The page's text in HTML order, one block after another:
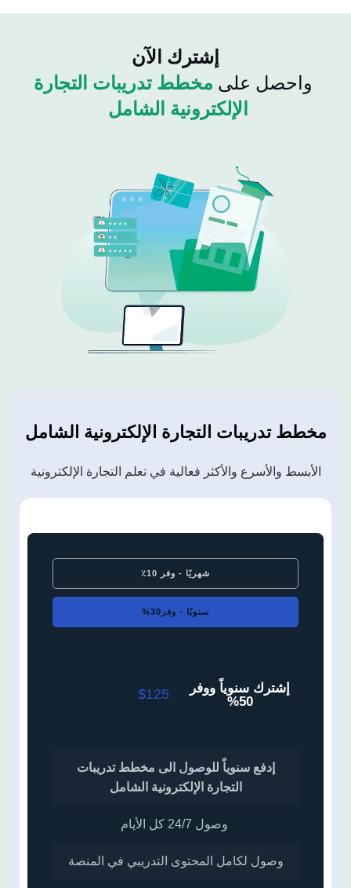
إشترك الآن
واحصل على مخطط تدريبات التجارة
الإلكترونية الشامل
مخطط تدريبات التجارة الإلكترونية الشامل
الأبسط والأسرع والأكثر فعالية في تعلم التجارة الإلكترونية
شهريًا - وفر 10٪
سنويًا - وفر30%
إشترك سنوياً ووفر
50%
$125
إدفع سنوياً للوصول الى مخطط تدريبات
التجارة الإلكترونية الشامل
وصول 24/7 كل الأيام
وصول لكامل المحتوى التدريبي في المنصة